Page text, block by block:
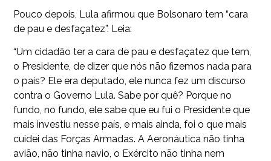
Pouco depois, Lula afirmou que Bolsonaro tem “cara
de pau e desfaçatez”. Leia:
“Um cidadão ter a cara de pau e desfaçatez que tem,
o Presidente, de dizer que nós não fizemos nada para
o país? Ele era deputado, ele nunca fez um discurso
contra o Governo Lula. Sabe por quê? Porque no
fundo, no fundo, ele sabe que eu fui o Presidente que
mais investiu nesse país, e mais ainda, foi o que mais
cuidei das Forças Armadas. A Aeronáutica não tinha
avião, não tinha navio, o Exército não tinha nem